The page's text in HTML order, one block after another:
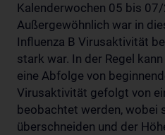
Kalenderwochen 05 bis
Außergewöhnlich war in
Influenza B Virusaktivität
stark war. In der Regel
eine Abfolge von
Virusaktivität gefolgt von
beobachtet werden, wobei
überschneiden und der